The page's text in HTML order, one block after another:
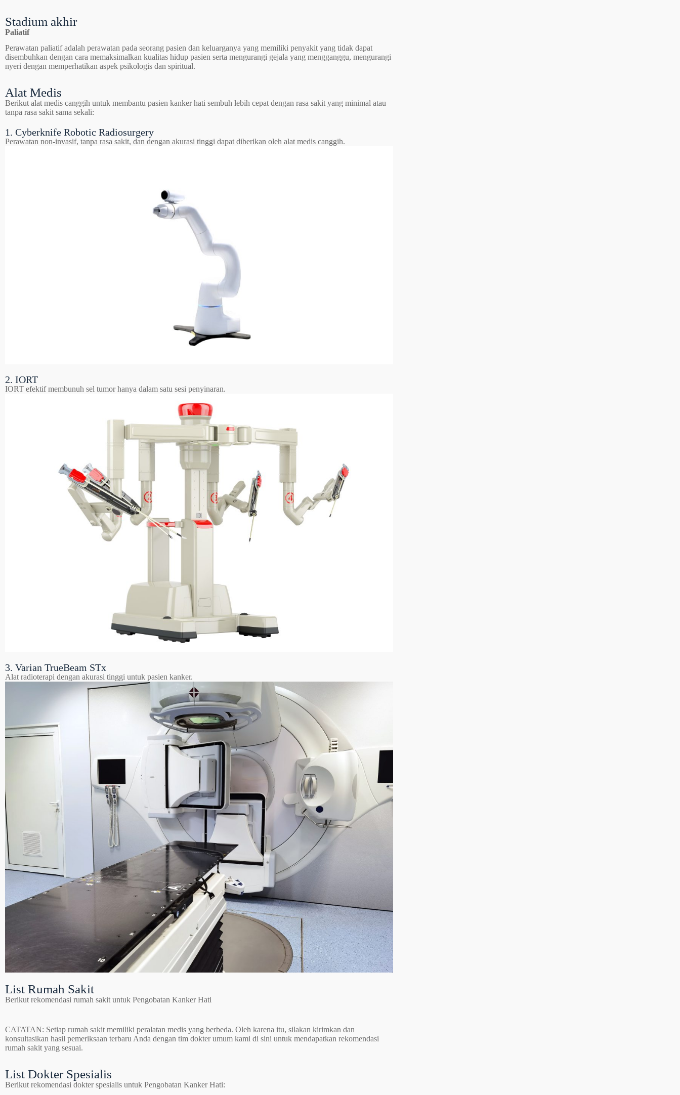
Stadium akhir
Paliatif
Perawatan paliatif adalah perawatan pada seorang pasien dan keluarganya yang memiliki penyakit yang tidak dapat
disembuhkan dengan cara memaksimalkan kualitas hidup pasien serta mengurangi gejala yang mengganggu, mengurangi
nyeri dengan memperhatikan aspek psikologis dan spiritual.
Alat Medis
Berikut alat medis canggih untuk membantu pasien kanker hati sembuh lebih cepat dengan rasa sakit yang minimal atau
tanpa rasa sakit sama sekali:
1. Cyberknife Robotic Radiosurgery
Perawatan non-invasif, tanpa rasa sakit, dan dengan akurasi tinggi dapat diberikan oleh alat medis canggih.
2. IORT
IORT efektif membunuh sel tumor hanya dalam satu sesi penyinaran.
3. Varian TrueBeam STx
Alat radioterapi dengan akurasi tinggi untuk pasien kanker.
List Rumah Sakit
Berikut rekomendasi rumah sakit untuk Pengobatan Kanker Hati
CATATAN: Setiap rumah sakit memiliki peralatan medis yang berbeda. Oleh karena itu, silakan kirimkan dan
konsultasikan hasil pemeriksaan terbaru Anda dengan tim dokter umum kami di sini untuk mendapatkan rekomendasi
rumah sakit yang sesuai.
List Dokter Spesialis
Berikut rekomendasi dokter spesialis untuk Pengobatan Kanker Hati: